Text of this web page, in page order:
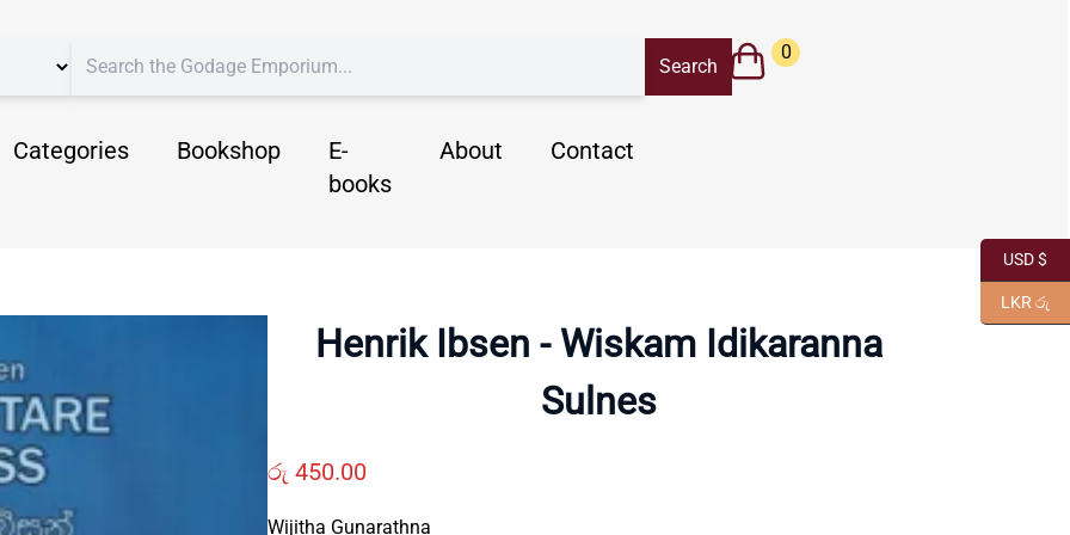
Categories Bookshop
E-
books
About Contact
0
Henrik Ibsen - Wiskam Idikaranna
Sulnes
රු 450.00
Wijitha Gunarathna
USD $
LKR රු